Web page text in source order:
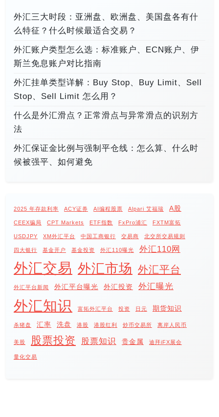
外汇三大时段：亚洲盘、欧洲盘、美国盘各有什
么特征？什么时候最适合交易？
外汇账户类型怎么选：标准账户、ECN账户、伊
斯兰免息账户对比指南
外汇挂单类型详解：Buy Stop、Buy Limit、Sell
Stop、Sell Limit 怎么用？
什么是外汇滑点？正常滑点与异常滑点的识别方
法
外汇保证金比例与强制平仓线：怎么算、什么时
候被强平、如何避免
2025 年存款利率 ACY证券 AI编程股票 Alpari 艾福瑞 A股
CEEX骗局 CPT Markets ETF指数 FxPro浦汇 FXTM富拓
USDJPY XM外汇平台 中国工商银行 交易商 北交所交易规则
四大银行 基金开户 基金投资 外汇110曝光 外汇110网
外汇交易 外汇市场 外汇平台
外汇平台新闻 外汇平台曝光 外汇投资 外汇曝光
外汇知识 富拓外汇平台 投资 日元 期货知识
杀猪盘 汇率 洗盘 港股 港股红利 炒币交易所 离岸人民币
美股 股票投资 股票知识 贵金属 迪拜iFX展会
量化交易